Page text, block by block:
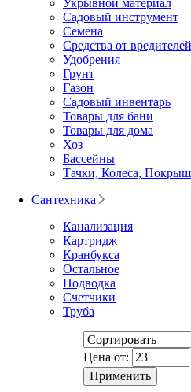
Садовый инструмент
Семена
Средства от
Удобрения
Грунт
Газон
Садовый инвентарь
Товары для бани
Товары для дома
Хоз
Бассейны
Тачки, Колеса,
Сантехника
Канализация
Картридж
Кранбукса
Остальное
Подводка
Счетчики
Труба
Цена от: